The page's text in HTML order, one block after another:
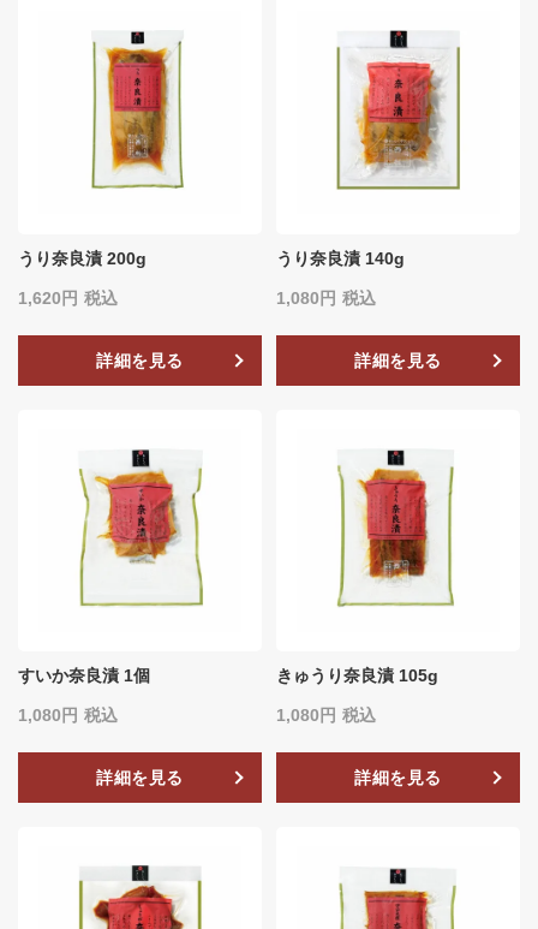
うり奈良漬 200g
1,620 税込
詳細を見る
うり奈良漬 140g
1,080 税込
詳細を見る
すいか奈良漬 1個
1,080 税込
詳細を見る
きゅうり奈良漬 105g
1,080 税込
詳細を見る